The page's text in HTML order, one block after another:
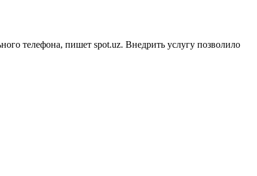
телефона, пишет spot.uz. Внедрить услугу позволило